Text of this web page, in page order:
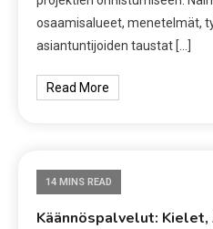
osaamisalueet, menetelmät,
asiantuntijoiden taustat […]
Read More
14 MINS READ
Käännöspalvelut: